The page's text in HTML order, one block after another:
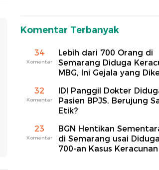
Komentar Terbanyak
34
Komentar
Lebih dari 700 Orang di
Semarang Diduga
MBG, Ini Gejala yang
32
Komentar
IDI Panggil Dokter
Pasien BPJS, Berujung
Etik?
23
Komentar
BGN Hentikan
di Semarang usai
700-an Kasus Keracunan